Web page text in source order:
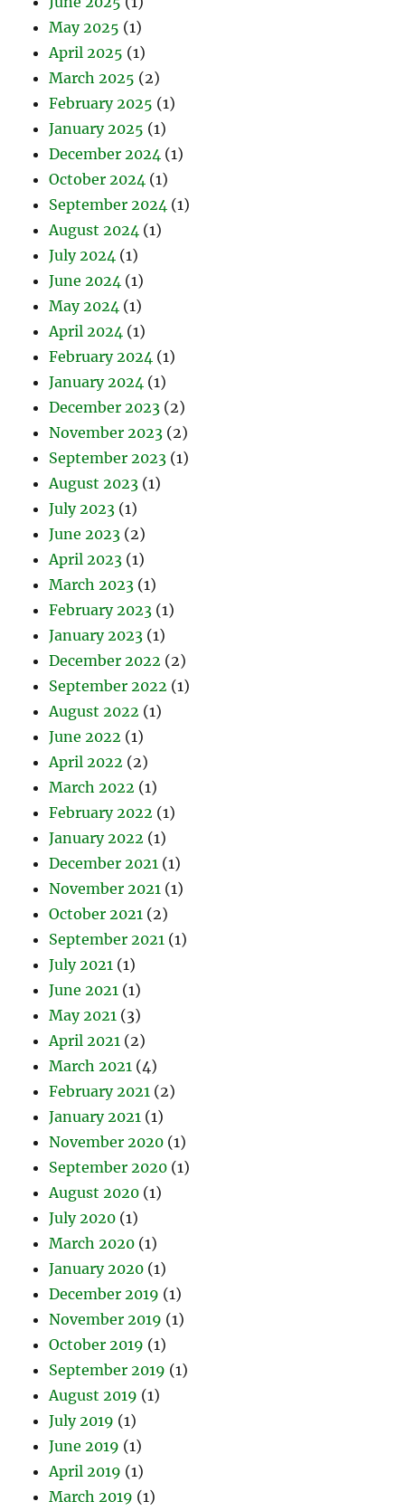
May 2025 (1)
April 2025 (1)
March 2025 (2)
February 2025 (1)
January 2025 (1)
December 2024 (1)
October 2024 (1)
September 2024 (1)
August 2024 (1)
July 2024 (1)
June 2024 (1)
May 2024 (1)
April 2024 (1)
February 2024 (1)
January 2024 (1)
December 2023 (2)
November 2023 (2)
September 2023 (1)
August 2023 (1)
July 2023 (1)
June 2023 (2)
April 2023 (1)
March 2023 (1)
February 2023 (1)
January 2023 (1)
December 2022 (2)
September 2022 (1)
August 2022 (1)
June 2022 (1)
April 2022 (2)
March 2022 (1)
February 2022 (1)
January 2022 (1)
December 2021 (1)
November 2021 (1)
October 2021 (2)
September 2021 (1)
July 2021 (1)
June 2021 (1)
May 2021 (3)
April 2021 (2)
March 2021 (4)
February 2021 (2)
January 2021 (1)
November 2020 (1)
September 2020 (1)
August 2020 (1)
July 2020 (1)
March 2020 (1)
January 2020 (1)
December 2019 (1)
November 2019 (1)
October 2019 (1)
September 2019 (1)
August 2019 (1)
July 2019 (1)
June 2019 (1)
April 2019 (1)
March 2019 (1)